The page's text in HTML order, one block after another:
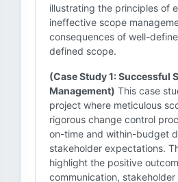
illustrating the principles of
ineffective scope
consequences of well-
defined scope.
(Case Study 1: Successful
Management) This case
project where meticulous
rigorous change control
on-time and within-budget
stakeholder expectations.
highlight the positive
communication,